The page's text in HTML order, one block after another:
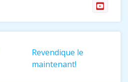
Revendique le
maintenant!